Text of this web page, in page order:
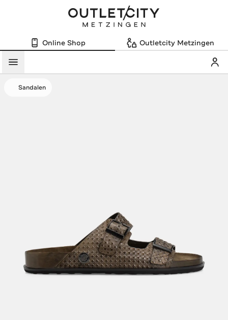
Online Shop Outletcity Metzingen
Menü
Sandalen